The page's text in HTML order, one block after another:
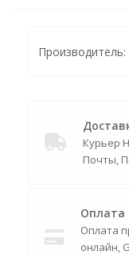
Производитель:
Курьер
Почты,
Оплата
Оплата
онлайн,